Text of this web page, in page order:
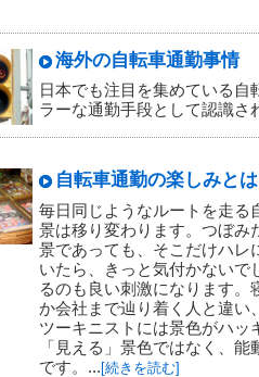
海外の自転車通勤事情
日本でも注目を集めている
ラーな通勤手段として認識さ
自転車通勤の楽しみとは
毎日同じようなルートを走る
景は移り変わります。つぼみ
景であっても、そこだけハレ
いたら、きっと気付かないで
るのも良い刺激になります
か会社まで辿り着く人と違い
ツーキニストには景色がハッ
「見える」景色ではなく、
です。... [続きを読む]